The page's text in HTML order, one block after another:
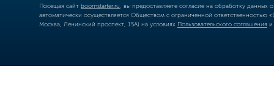
Посещая сайт boomstarter.ru , вы предоставляете согласие на обработку
автоматически осуществляется Обществом с ограниченной
Москва, Ленинский проспект, 15А) на условиях Пользовательского соглашения и